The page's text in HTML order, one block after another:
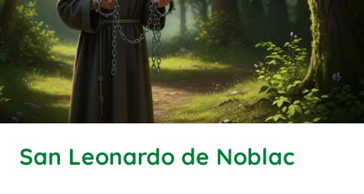
San Leonardo de Noblac